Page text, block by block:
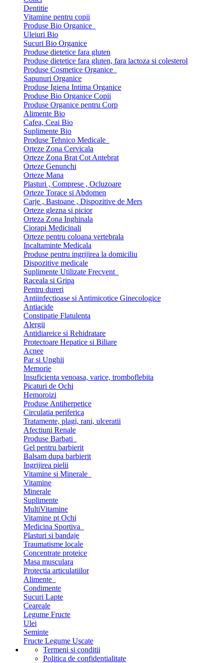
Dentitie
Vitamine pentru copii
Produse Bio Organice
Uleiuri Bio
Sucuri Bio Organice
Produse dietetice fara gluten
Produse dietetice fara gluten, fara lactoza si colesterol
Produse Cosmetice Organice
Sapunuri Organice
Produse Igiena Intima Organice
Produse Bio Organice Copii
Produse Organice pentru Corp
Alimente Bio
Cafea, Ceai Bio
Suplimente Bio
Produse Tehnico Medicale
Orteze Zona Cervicala
Orteze Zona Brat Cot Antebrat
Orteze Genunchi
Orteze Mana
Plasturi , Comprese , Ocluzoare
Orteze Torace si Abdomen
Carje , Bastoane , Dispozitive de Mers
Orteze glezna si picior
Orteza Zona Inghinala
Ciorapi Medicinali
Orteze pentru coloana vertebrala
Incaltaminte Medicala
Produse pentru ingrijirea la domiciliu
Dispozitive medicale
Suplimente Utilizate Frecvent
Raceala si Gripa
Pentru dureri
Antiinfectioase si Antimicotice Ginecologice
Antiacide
Constipatie Flatulenta
Alergii
Antidiareice si Rehidratare
Protectoare Hepatice si Biliare
Acnee
Par si Unghii
Memorie
Insuficienta venoasa, varice, tromboflebita
Picaturi de Ochi
Hemoroizi
Produse Antiherpetice
Circulatia periferica
Tratamente, plagi, rani, ulceratii
Afectiuni Renale
Produse Barbati
Gel pentru barbierit
Balsam dupa barbierit
Ingrijirea pielii
Vitamine si Minerale
Vitamine
Minerale
Suplimente
MultiVitamine
Vitamine pt Ochi
Medicina Sportiva
Plasturi si bandaje
Traumatisme locale
Concentrate proteice
Masa musculara
Protectia articulatiilor
Alimente
Condimente
Sucuri Lapte
Ceareale
Legume Fructe
Ulei
Seminte
Fructe Legume Uscate
Termeni si conditii
Politica de confidentialitate